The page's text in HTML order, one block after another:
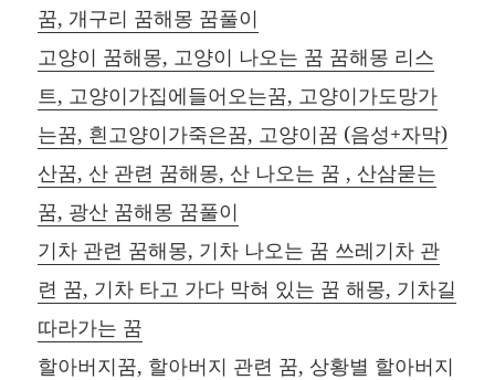
꿈, 개구리 꿈해몽 꿈풀이
고양이 꿈해몽, 고양이 나오는 꿈 꿈해몽 리스
트, 고양이가집에들어오는꿈, 고양이가도망가
는꿈, 흰고양이가죽은꿈, 고양이꿈 (음성+자막)
산꿈, 산 관련 꿈해몽, 산 나오는 꿈 , 산삼묻는
꿈, 광산 꿈해몽 꿈풀이
기차 관련 꿈해몽, 기차 나오는 꿈 쓰레기차 관
련 꿈, 기차 타고 가다 막혀 있는 꿈 해몽, 기차길
따라가는 꿈
할아버지꿈, 할아버지 관련 꿈, 상황별 할아버지